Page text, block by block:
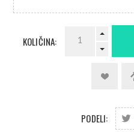
KOLIČINA:
PODELI: